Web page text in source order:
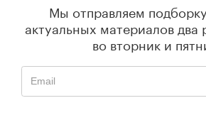
Мы отправляем
актуальных материалов два
во вторник и